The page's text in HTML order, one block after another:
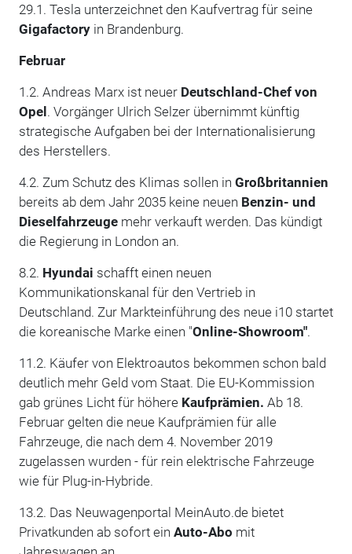
29.1. Tesla unterzeichnet den Kaufvertrag für seine
Gigafactoryin Brandenburg.
Februar
1.2. Andreas Marx ist neuer Deutschland-Chef von
Opel. Vorgänger Ulrich Selzer übernimmt künftig
strategische Aufgaben bei der Internationalisierung
des Herstellers.
4.2. Zum Schutz des Klimas sollen in Großbritannien
bereits ab dem Jahr 2035 keine neuen Benzin- und
Dieselfahrzeuge mehr verkauft werden. Das kündigt
die Regierung in London an.
8.2. Hyundai schafft einen neuen
Kommunikationskanal für den Vertrieb in
Deutschland. Zur Markteinführung des neue i10 startet
die koreanische Marke einen "Online-Showroom".
11.2. Käufer von Elektroautos bekommen schon bald
deutlich mehr Geld vom Staat. Die EU-Kommission
gab grünes Licht für höhere Kaufprämien. Ab 18.
Februar gelten die neue Kaufprämien für alle
Fahrzeuge, die nach dem 4. November 2019
zugelassen wurden - für rein elektrische Fahrzeuge
wie für Plug-in-Hybride.
13.2. Das Neuwagenportal MeinAuto.de bietet
Privatkunden ab sofort ein Auto-Abo mit